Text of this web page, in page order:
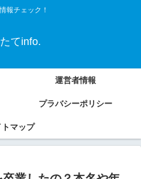
報チェック！
てinfo.
運営者情報
プラバシーポリシー
トマップ